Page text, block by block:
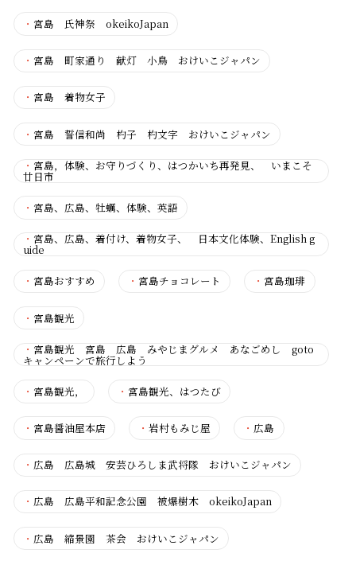
・ 宮島 氏神祭 okeikoJapan
・ 宮島 町家通り 献灯 小鳥 おけいこジャパン
・ 宮島 着物女子
・ 宮島 誓信和尚 杓子 杓文字 おけいこジャパン
・ 宮島，体験、お守りづくり、はつかいち再発見、 いまこそ
廿日市
・ 宮島、広島、牡蠣、体験、英語
・ 宮島、広島、着付け、着物女子、 日本文化体験、English g
uide
・ 宮島おすすめ ・ 宮島チョコレート ・ 宮島珈琲
・ 宮島観光
・ 宮島観光 宮島 広島 みやじまグルメ あなごめし goto
キャンペーンで旅行しよう
・ 宮島観光， ・ 宮島観光、はつたび
・ 宮島醤油屋本店 ・岩村もみじ屋 ・ 広島
・ 広島 広島城 安芸ひろしま武将隊 おけいこジャパン
・ 広島 広島平和記念公園 被爆樹木 okeikoJapan
・ 広島 縮景園 茶会 おけいこジャパン